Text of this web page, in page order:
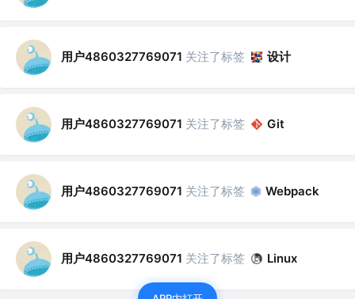
用户4860327769071 关注了标签 设计
用户4860327769071 关注了标签 Git
用户4860327769071 关注了标签 Webpack
用户4860327769071 关注了标签 Linux